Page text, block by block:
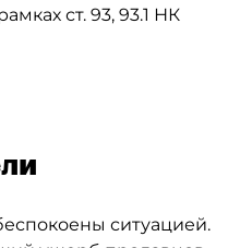
ст. 93, 93.1 НК
ситуацией.